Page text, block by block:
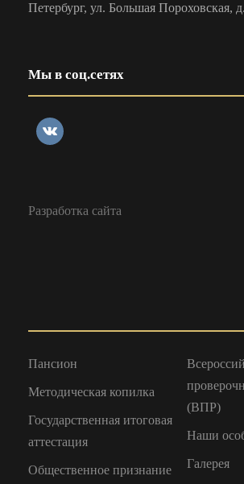
Петербург, ул. Большая Пороховская,
Мы в соц.сетях
Разработка сайта
Пансион
Методическая копилка
Государственная итоговая
аттестация
Общественное признание
(ВПР)
Наши
Галерея